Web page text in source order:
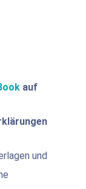
auf
und